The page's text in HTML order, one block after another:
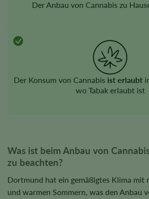
Der Anbau von Cannabis zu
Der Konsum von Cannabis ist erlaubt
wo Tabak erlaubt ist
Was ist beim Anbau von
zu beachten?
Dortmund hat ein gemäßigtes Klima mit
und warmen Sommern, was den Anbau